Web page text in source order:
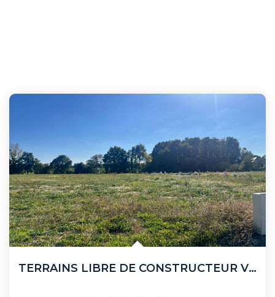
TERRAINS LIBRE DE CONSTRUCTEUR VIABILISES PLEIN BOURG ST...